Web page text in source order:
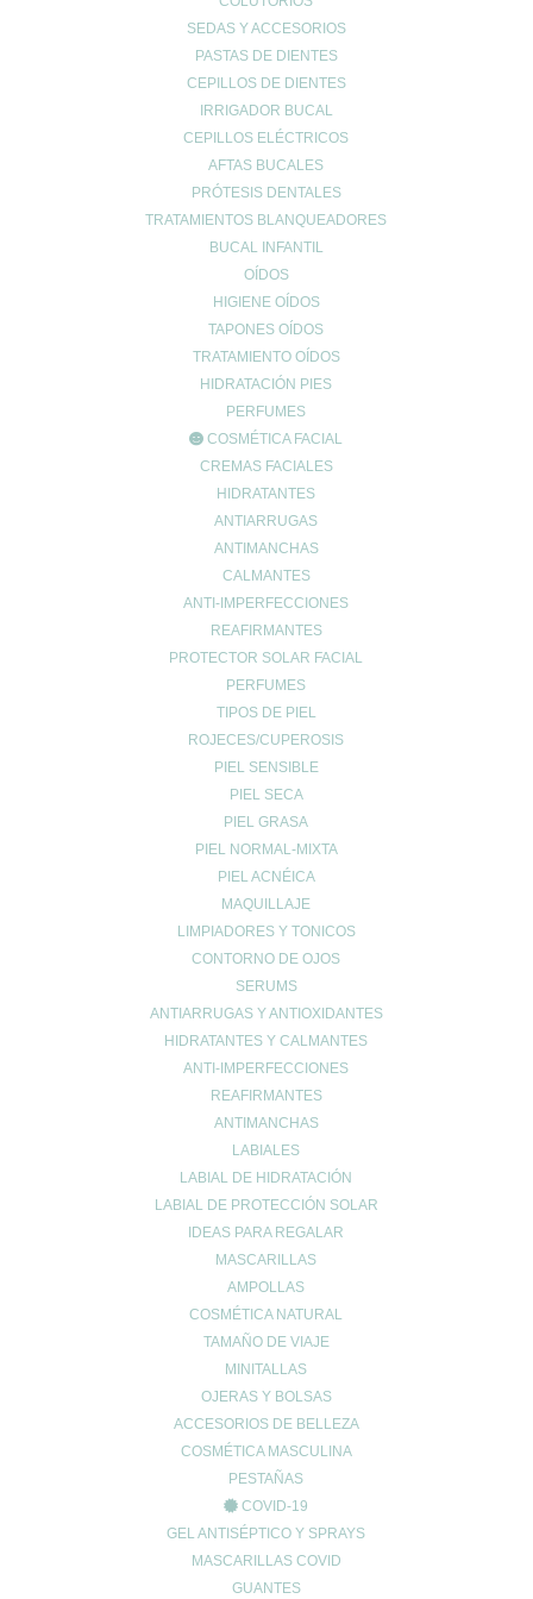
SEDAS Y ACCESORIOS
PASTAS DE DIENTES
CEPILLOS DE DIENTES
IRRIGADOR BUCAL
CEPILLOS ELÉCTRICOS
AFTAS BUCALES
PRÓTESIS DENTALES
TRATAMIENTOS BLANQUEADORES
BUCAL INFANTIL
OÍDOS
HIGIENE OÍDOS
TAPONES OÍDOS
TRATAMIENTO OÍDOS
HIDRATACIÓN PIES
PERFUMES
COSMÉTICA FACIAL
CREMAS FACIALES
HIDRATANTES
ANTIARRUGAS
ANTIMANCHAS
CALMANTES
ANTI-IMPERFECCIONES
REAFIRMANTES
PROTECTOR SOLAR FACIAL
PERFUMES
TIPOS DE PIEL
ROJECES/CUPEROSIS
PIEL SENSIBLE
PIEL SECA
PIEL GRASA
PIEL NORMAL-MIXTA
PIEL ACNÉICA
MAQUILLAJE
LIMPIADORES Y TONICOS
CONTORNO DE OJOS
SERUMS
ANTIARRUGAS Y ANTIOXIDANTES
HIDRATANTES Y CALMANTES
ANTI-IMPERFECCIONES
REAFIRMANTES
ANTIMANCHAS
LABIALES
LABIAL DE HIDRATACIÓN
LABIAL DE PROTECCIÓN SOLAR
IDEAS PARA REGALAR
MASCARILLAS
AMPOLLAS
COSMÉTICA NATURAL
TAMAÑO DE VIAJE
MINITALLAS
OJERAS Y BOLSAS
ACCESORIOS DE BELLEZA
COSMÉTICA MASCULINA
PESTAÑAS
COVID-19
GEL ANTISÉPTICO Y SPRAYS
MASCARILLAS COVID
GUANTES
El consumo de alcohol puede afectar tu glucemia y aumentar el
las bebidas azucaradas y opta por opciones más saludables,
como vino tinto o cerveza light. Recuerda que el alcohol puede
interferir con ciertos medicamentos, por lo que es importante
consultar con tu médico antes de consumirlo.
Tu dirección de correo electrónico no será publicada.
obligatorios están marcados con*
¿Tienes el ácido úrico alto? Todo lo que debes saber sobre la
gota y la alimentación
Creatina: El secreto para maximizar tu rendimiento y cuidar tu